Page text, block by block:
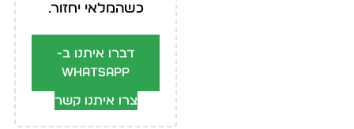
כשהמלאי יחזור.
דברו איתנו ב-
WhatsApp
צרו איתנו קשר